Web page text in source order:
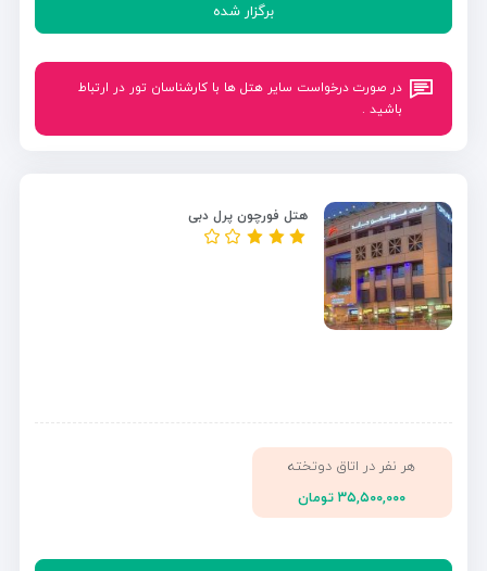
برگزار شده
در صورت درخواست سایر هتل ها با کارشناسان تور در ارتباط
باشید .
هتل فورچون پرل دبی
هر نفر در اتاق دوتخته
۳۵,۵۰۰,۰۰۰ تومان